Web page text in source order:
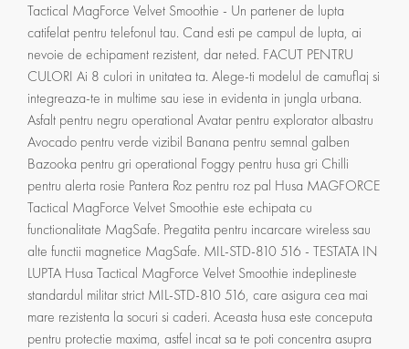
Tactical MagForce Velvet Smoothie - Un partener de lupta
catifelat pentru telefonul tau. Cand esti pe campul de lupta, ai
nevoie de echipament rezistent, dar neted. FACUT PENTRU
CULORI Ai 8 culori in unitatea ta. Alege-ti modelul de camuflaj si
integreaza-te in multime sau iese in evidenta in jungla urbana.
Asfalt pentru negru operational Avatar pentru explorator albastru
Avocado pentru verde vizibil Banana pentru semnal galben
Bazooka pentru gri operational Foggy pentru husa gri Chilli
pentru alerta rosie Pantera Roz pentru roz pal Husa MAGFORCE
Tactical MagForce Velvet Smoothie este echipata cu
functionalitate MagSafe. Pregatita pentru incarcare wireless sau
alte functii magnetice MagSafe. MIL-STD-810 516 - TESTATA IN
LUPTA Husa Tactical MagForce Velvet Smoothie indeplineste
standardul militar strict MIL-STD-810 516, care asigura cea mai
mare rezistenta la socuri si caderi. Aceasta husa este conceputa
pentru protectie maxima, astfel incat sa te poti concentra asupra